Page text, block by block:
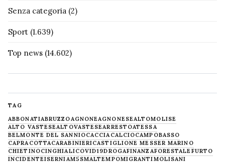
Senza categoria (2)
Sport (1.639)
Top news (14.602)
TAG
ABBONATIABRUZZOAGNONEAGNONESEALTOMOLISE
ALTO VASTESEALTOVASTESEARRESTOATESSA
BELMONTE DEL SANNIOCACCIACALCIOCAMPOBASSO
CAPRACOTTACARABINIERICASTIGLIONE MESSER MARINO
CHIETINOCINGHIALICOVID19DROGAFINANZAFORESTALE FURTO
INCIDENTEISERNIAM5SMALTEMPOMIGRANTIMOLISANI